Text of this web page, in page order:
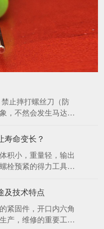
止摔打螺丝刀（防
，不然会发生马达噪
应当以插头基部为力
，避免损坏接触的插
大时必须立刻停止
螺丝刀，并通知管理
寿命变长？
积小，重量轻，输出
栓预紧的得力工具。
工具力矩就是力和
螺栓螺母等螺纹紧固
大小，以保证螺纹紧
坏螺纹。为了延长
及技术特点
紧固件，开口内六角
产，维修的重要工